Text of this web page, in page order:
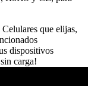
que elijas,
dispositivos
carga!